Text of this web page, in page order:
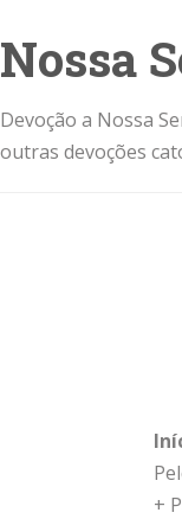
Nossa
Devoção a Nossa
outras devoções
+